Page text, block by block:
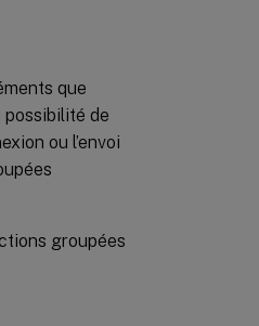
que
possibilité de
ou l’envoi
groupées